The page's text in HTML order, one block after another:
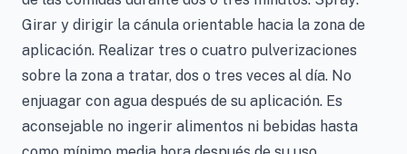
Girar y dirigir la cánula orientable hacia la zona de
aplicación. Realizar tres o cuatro pulverizaciones
sobre la zona a tratar, dos o tres veces al día. No
enjuagar con agua después de su aplicación. Es
aconsejable no ingerir alimentos ni bebidas hasta